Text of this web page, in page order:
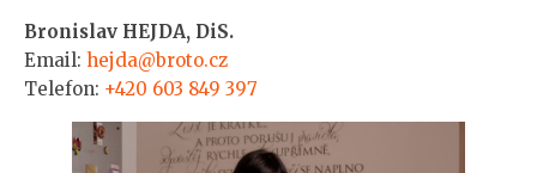
Bronislav HEJDA, DiS.
Email: hejda@broto.cz
Telefon: +420 603 849 397